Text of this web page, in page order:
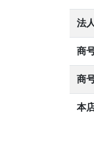
法
商
商
本